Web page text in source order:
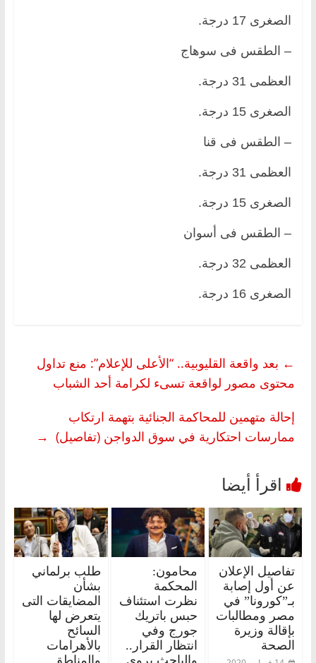
الصغرى 17 درجة.
– الطقس فى سوهاج
العظمى 31 درجة.
الصغرى 15 درجة.
– الطقس فى قنا
العظمى 31 درجة.
الصغرى 15 درجة.
– الطقس فى أسوان
العظمى 32 درجة.
الصغرى 16 درجة.
← بعد واقعة القليوبية.. “الأعلى للإعلام”: منع تداول
محتوى مصور لواقعة تسىء لكرامة أحد الشباب
إحالة متهمين للمحاكمة الجنائية بتهمة ارتكاب
ممارسات احتكارية في سوق الدواجن (تفاصيل) →
تفاصيل الإعلان
عن أول إصابة
بـ”كورونا” في
مصر ومطالبات
بإقالة وزيرة
الصحة
محامون:
المحكمة
نظرت استئناف
حبس باتريك
جورج وفي
انتظار القرار..
والباحث يروي
طلب برلماني
بشأن
المضايقات التى
يتعرض لها
السائح
بالأهرامات
والمناطق